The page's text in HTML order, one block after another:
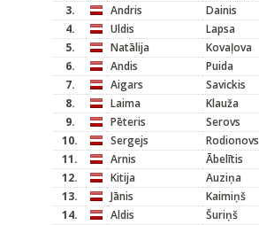
3.
Andris Dainis
4.
Uldis Lapsa
5.
Natālija Kovaļova
6.
Andis Puida
7.
Aigars
Savickis
8.
Laima
Klauža
9.
Pēteris Serovs
10.
Sergejs Rodionovs
11.
Arnis
Ābelītis
12.
Kitija Auziņa
13.
Jānis
Kaimiņš
14.
Aldis
Šuriņš